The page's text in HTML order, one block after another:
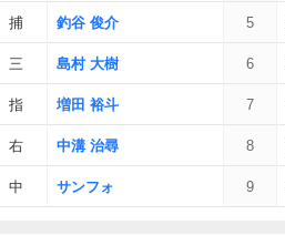
捕 釣谷 俊介 5
三 島村 大樹 6
指 増田 裕斗 7
右 中溝 治尋 8
中 サンフォ 9